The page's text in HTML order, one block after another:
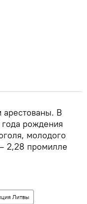
В
рождения
молодого
2,28 промилле
Литвы